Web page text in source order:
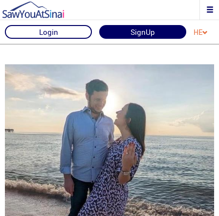
Login SignUp HE